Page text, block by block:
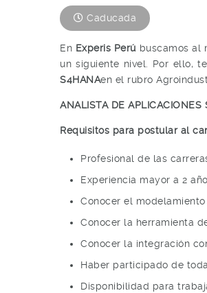
Caducada
En Experis Perú buscamos al
un siguiente nivel. Por ello,
S4HANAen el rubro
ANALISTA DE APLICACIONES
Requisitos para postular al
Profesional de las
Experiencia mayor a 2
Conocer el
Conocer la herramienta
Conocer la integración con
Haber participado de
Disponibilidad para